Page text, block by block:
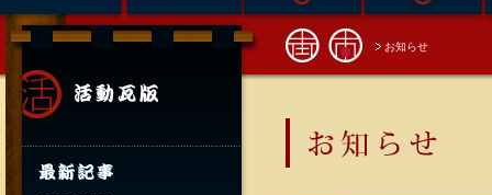
お知らせ